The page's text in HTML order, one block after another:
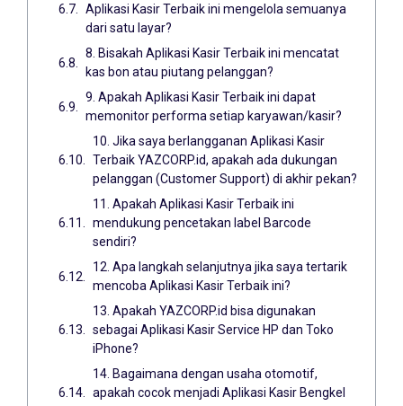
Aplikasi Kasir Terbaik ini mengelola semuanya
dari satu layar?
8. Bisakah Aplikasi Kasir Terbaik ini mencatat
kas bon atau piutang pelanggan?
9. Apakah Aplikasi Kasir Terbaik ini dapat
memonitor performa setiap karyawan/kasir?
10. Jika saya berlangganan Aplikasi Kasir
Terbaik YAZCORP.id, apakah ada dukungan
pelanggan (Customer Support) di akhir pekan?
11. Apakah Aplikasi Kasir Terbaik ini
mendukung pencetakan label Barcode
sendiri?
12. Apa langkah selanjutnya jika saya tertarik
mencoba Aplikasi Kasir Terbaik ini?
13. Apakah YAZCORP.id bisa digunakan
sebagai Aplikasi Kasir Service HP dan Toko
iPhone?
14. Bagaimana dengan usaha otomotif,
apakah cocok menjadi Aplikasi Kasir Bengkel